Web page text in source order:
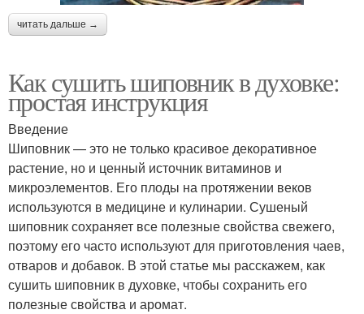
читать дальше →
Как сушить шиповник в духовке:
простая инструкция
Введение
Шиповник — это не только красивое декоративное
растение, но и ценный источник витаминов и
микроэлементов. Его плоды на протяжении веков
используются в медицине и кулинарии. Сушеный
шиповник сохраняет все полезные свойства свежего,
поэтому его часто используют для приготовления чаев,
отваров и добавок. В этой статье мы расскажем, как
сушить шиповник в духовке, чтобы сохранить его
полезные свойства и аромат.